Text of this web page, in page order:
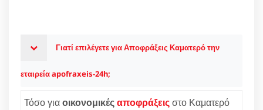
Γιατί επιλέγετε για Αποφράξεις Καματερό την
εταιρεία apofraxeis-24h;
Τόσο γιαοικονομικέςαποφράξειςστο Καματερό